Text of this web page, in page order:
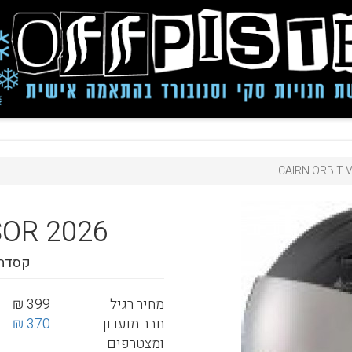
CAIRN ORBIT
2026
מחיר רגיל
399 ₪
חבר מועדון
ומצטרפים
370 ₪